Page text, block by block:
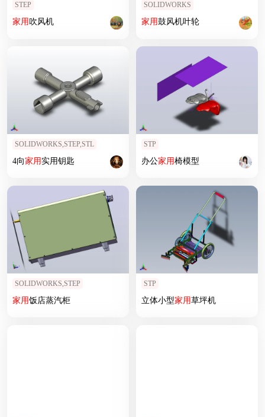
STEP
家用吹风机
SOLIDWORKS
家用鼓风机叶轮
SOLIDWORKS,STEP,STL
4向家用实用钥匙
STP
办公家用椅模型
SOLIDWORKS,STEP
家用饭店蒸汽柜
STP
立体小型家用草坪机